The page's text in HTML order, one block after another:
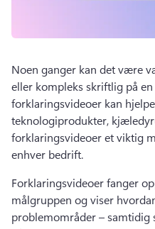
Noen ganger kan det være
eller kompleks skriftlig på
forklaringsvideoer kan
teknologiprodukter,
forklaringsvideoer et viktig
enhver bedrift.
Forklaringsvideoer fanger
målgruppen og viser
problemområder – samtidig